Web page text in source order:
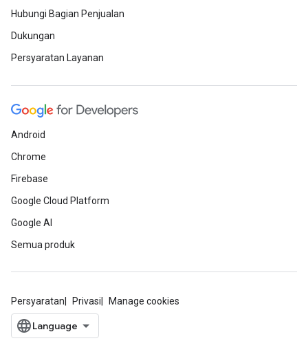
Hubungi Bagian Penjualan
Dukungan
Persyaratan Layanan
Android
Chrome
Firebase
Google Cloud Platform
Google AI
Semua produk
Persyaratan Privasi Manage cookies